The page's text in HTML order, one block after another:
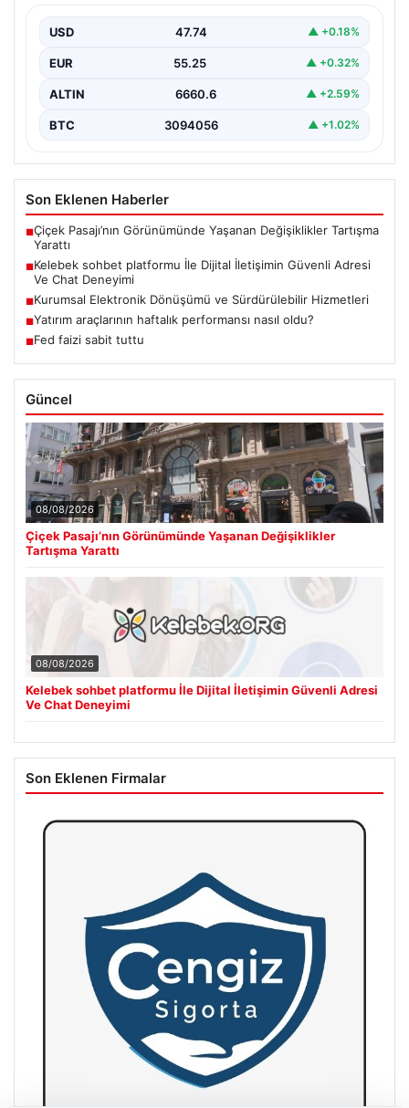
İnternet çağında bireylerin seviyeli bir biçimde iletişim
birçok…
USD 47.74 ▲ +0.18%
EUR 55.25 ▲ +0.32%
ALTIN 6660.6 ▲ +2.59%
BTC 3094056 ▲ +1.02%
Son Eklenen Haberler
■Çiçek Pasajı’nın Görünümünde Yaşanan Değişiklikler Tartışma
Yarattı
■Kelebek sohbet platformu İle Dijital İletişimin Güvenli Adresi
Ve Chat Deneyimi
■Kurumsal Elektronik Dönüşümü ve Sürdürülebilir Hizmetleri
■Yatırım araçlarının haftalık performansı nasıl oldu?
■Fed faizi sabit tuttu
Güncel
08/08/2026
Çiçek Pasajı’nın Görünümünde Yaşanan Değişiklikler
Tartışma Yarattı
08/08/2026
Kelebek sohbet platformu İle Dijital İletişimin Güvenli Adresi
Ve Chat Deneyimi
Son Eklenen Firmalar